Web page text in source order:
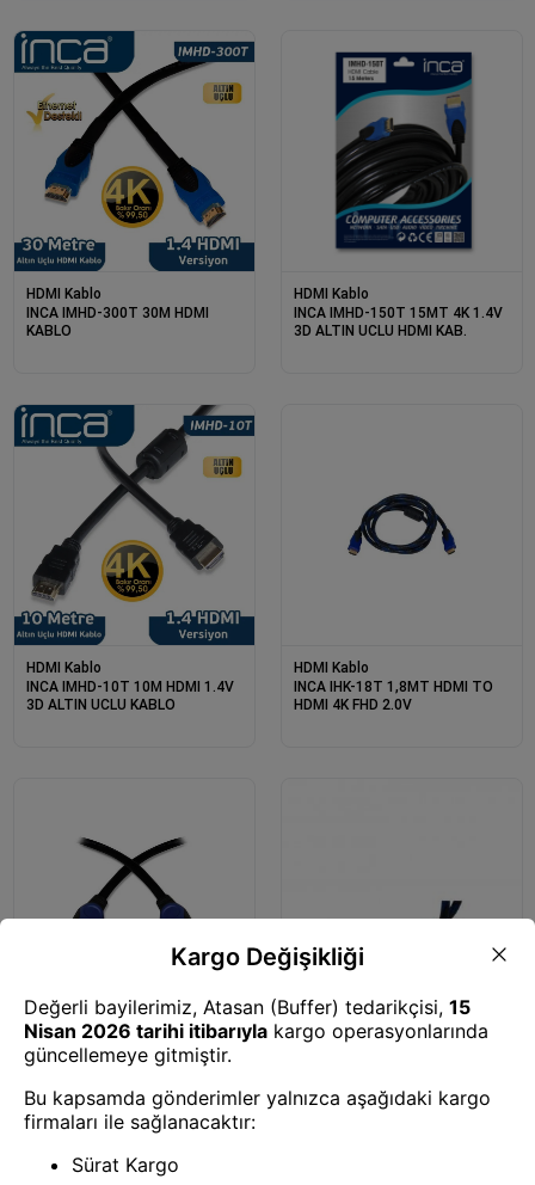
HDMI Kablo
INCA IMHD-300T 30M HDMI
KABLO
HDMI Kablo
INCA IMHD-150T 15MT 4K 1.4V
3D ALTIN UCLU HDMI KAB.
HDMI Kablo
INCA IMHD-10T 10M HDMI 1.4V
3D ALTIN UCLU KABLO
HDMI Kablo
INCA IHK-18T 1,8MT HDMI TO
HDMI 4K FHD 2.0V
HDMI Kablo
INCA IHK-03T 3M HDMI TO HDMI